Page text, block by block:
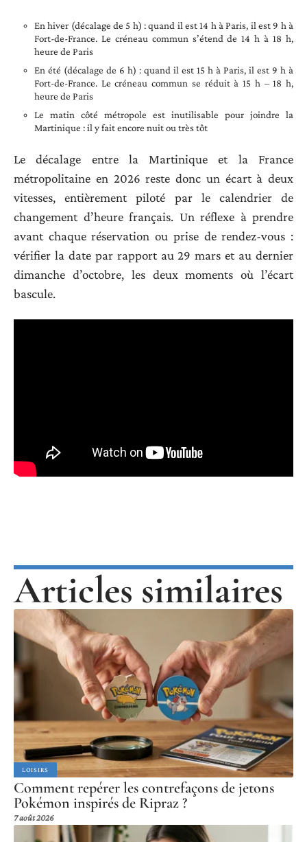
En hiver (décalage de 5 h) : quand il est 14 h à Paris, il est 9 h à
Fort-de-France. Le créneau commun s’étend de 14 h à 18 h,
heure de Paris
En été (décalage de 6 h) : quand il est 15 h à Paris, il est 9 h à
Fort-de-France. Le créneau commun se réduit à 15 h – 18 h,
heure de Paris
Le matin côté métropole est inutilisable pour joindre la
Martinique : il y fait encore nuit ou très tôt
Le décalage entre la Martinique et la France
métropolitaine en 2026 reste donc un écart à deux
vitesses, entièrement piloté par le calendrier de
changement d’heure français. Un réflexe à prendre
avant chaque réservation ou prise de rendez-vous :
vérifier la date par rapport au 29 mars et au dernier
dimanche d’octobre, les deux moments où l’écart
bascule.
Articles similaires
LOISIRS
Comment repérer les contrefaçons de jetons
Pokémon inspirés de Ripraz ?
7 août 2026